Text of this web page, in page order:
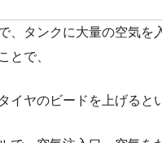
、タンクに大量の空気を
とで、
イヤのビードを上げると